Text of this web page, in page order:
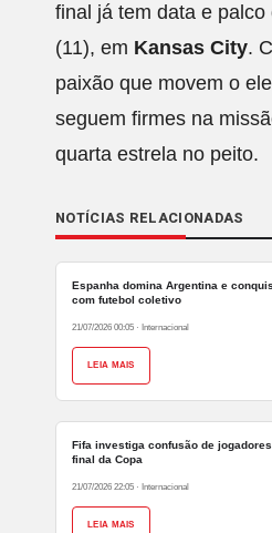
final já tem data e
(11), em Kansas City.
paixão que movem o
seguem firmes na
quarta estrela no peito.
NOTÍCIAS RELACIONADAS
Espanha domina Argentina e
com futebol coletivo
21/07/2026 00:05 · Internacional
LEIA MAIS
Fifa investiga confusão de
final da Copa
21/07/2026 22:05 · Internacional
LEIA MAIS